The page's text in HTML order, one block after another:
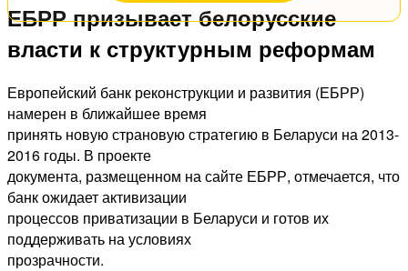
ЕБРР призывает белорусские
власти к структурным реформам
Европейский банк реконструкции и развития (ЕБРР)
намерен в ближайшее время
принять новую страновую стратегию в Беларуси на 2013-
2016 годы. В проекте
документа, размещенном на сайте ЕБРР, отмечается, что
банк ожидает активизации
процессов приватизации в Беларуси и готов их
поддерживать на условиях
прозрачности.